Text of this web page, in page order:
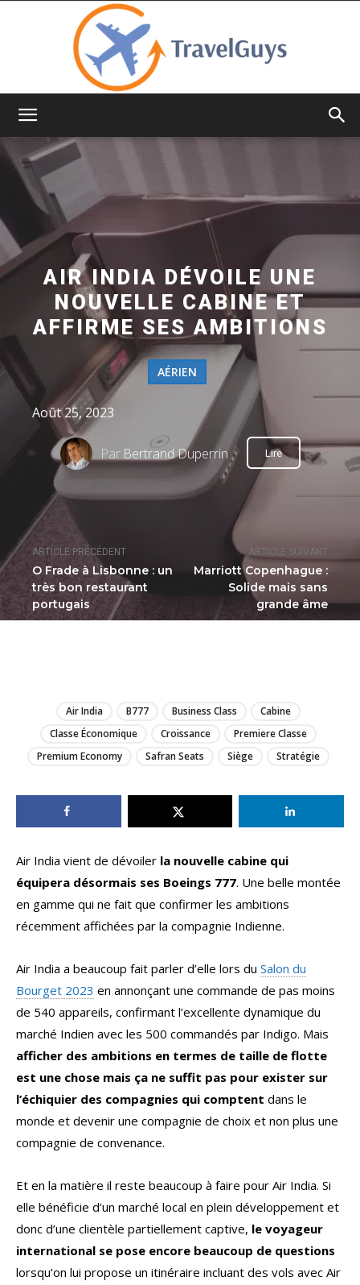
ARTICLE PRÉCÉDENT
O Frade à Lisbonne : un
très bon restaurant
portugais
ARTICLE SUIVANT
Marriott Copenhague :
Solide mais sans
grande âme
AIR INDIA DÉVOILE UNE
NOUVELLE CABINE ET
AFFIRME SES AMBITIONS
AÉRIEN
Août 25, 2023
Par Bertrand Duperrin Lire
Air India B777 Business Class
Cabine
Classe Économique
Croissance
Premiere Classe
Premium Economy
Safran Seats Siège Stratégie
Air India vient de dévoiler la nouvelle cabine qui
équipera désormais ses Boeings 777. Une belle montée
en gamme qui ne fait que confirmer les ambitions
récemment affichées par la compagnie Indienne.
Air India a beaucoup fait parler d’elle lors du Salon du
Bourget 2023 en annonçant une commande de pas moins
de 540 appareils, confirmant l’excellente dynamique du
marché Indien avec les 500 commandés par Indigo. Mais
afficher des ambitions en termes de taille de flotte
est une chose mais ça ne suffit pas pour exister sur
l’échiquier des compagnies qui comptent dans le
monde et devenir une compagnie de choix et non plus une
compagnie de convenance.
Et en la matière il reste beaucoup à faire pour Air India. Si
elle bénéficie d’un marché local en plein développement et
donc d’une clientèle partiellement captive, le voyageur
international se pose encore beaucoup de questions
lorsqu’on lui propose un itinéraire incluant des vols avec Air